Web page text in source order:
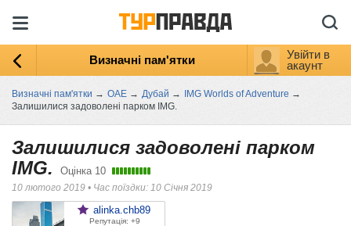
Визначні пам'ятки
Увійти в
акаунт
Визначні пам'ятки → ОАЕ → Дубай → IMG Worlds of Adventure →
Залишилися задоволені парком IMG.
Залишилися задоволені парком
IMG.
Оцінка 10
10 лютого 2019 • Час поїздки: 10 Січня 2019
alinka.chb89
Репутація: +9